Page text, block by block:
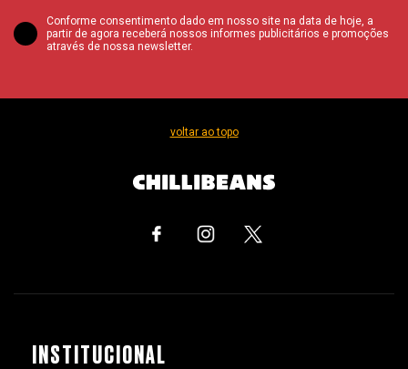
Conforme consentimento dado em nosso site na data de hoje, a
partir de agora receberá nossos informes publicitários e promoções
através de nossa newsletter.
voltar ao topo
INSTITUCIONAL